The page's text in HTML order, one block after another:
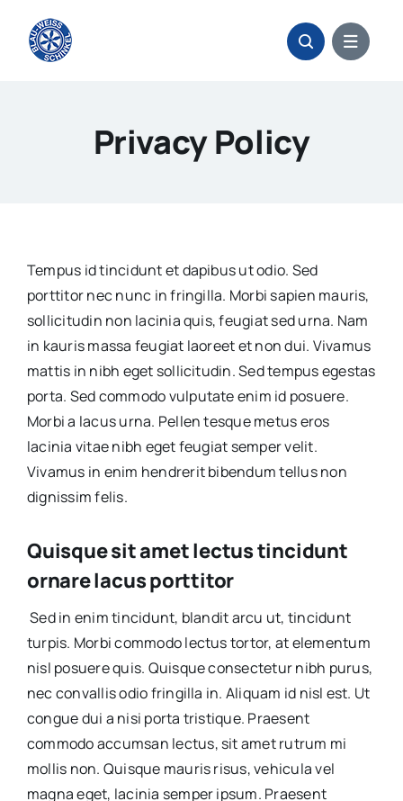
Inhalt
springen
Privacy Policy
Tempus id tincidunt et dapibus ut odio. Sed
porttitor nec nunc in fringilla. Morbi sapien mauris,
sollicitudin non lacinia quis, feugiat sed urna. Nam
in kauris massa feugiat laoreet et non dui. Vivamus
mattis in nibh eget sollicitudin. Sed tempus egestas
porta. Sed commodo vulputate enim id posuere.
Morbi a lacus urna. Pellen tesque metus eros
lacinia vitae nibh eget feugiat semper velit.
Vivamus in enim hendrerit bibendum tellus non
dignissim felis.
Quisque sit amet lectus tincidunt
ornare lacus porttitor
Sed in enim tincidunt, blandit arcu ut, tincidunt
turpis. Morbi commodo lectus tortor, at elementum
nisl posuere quis. Quisque consectetur nibh purus,
nec convallis odio fringilla in. Aliquam id nisl est. Ut
congue dui a nisi porta tristique. Praesent
commodo accumsan lectus, sit amet rutrum mi
mollis non. Quisque mauris risus, vehicula vel
magna eget, lacinia semper ipsum. Praesent